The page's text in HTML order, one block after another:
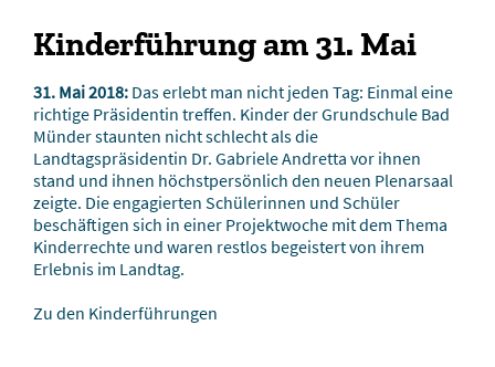
Kinderführung am 31. Mai
31. Mai 2018: Das erlebt man nicht jeden Tag: Einmal eine
richtige Präsidentin treffen. Kinder der Grundschule Bad
Münder staunten nicht schlecht als die
Landtagspräsidentin Dr. Gabriele Andretta vor ihnen
stand und ihnen höchstpersönlich den neuen Plenarsaal
zeigte. Die engagierten Schülerinnen und Schüler
beschäftigen sich in einer Projektwoche mit dem Thema
Kinderrechte und waren restlos begeistert von ihrem
Erlebnis im Landtag.
Zu den Kinderführungen